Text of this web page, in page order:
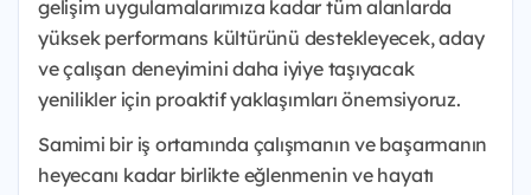
gelişim uygulamalarımıza kadar tüm alanlarda
yüksek performans kültürünü destekleyecek, aday
ve çalışan deneyimini daha iyiye taşıyacak
yenilikler için proaktif yaklaşımları önemsiyoruz.
Samimi bir iş ortamında çalışmanın ve başarmanın
heyecanı kadar birlikte eğlenmenin ve hayatı